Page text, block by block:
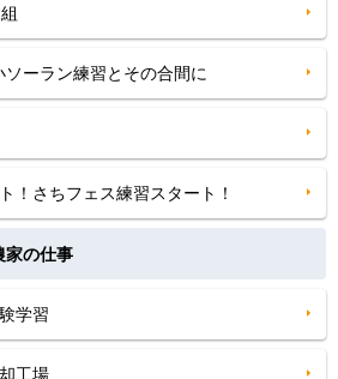
ソーラン練習とその合間に
！さちフェス練習スタート！
家の仕事
学習
工場